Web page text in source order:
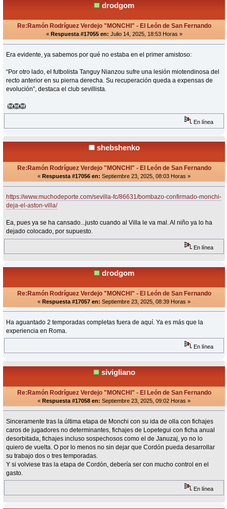
drodgom
Re:Ramón Rodríguez Verdejo "MONCHI" - El León de San Fernando
« Respuesta #17055 en: Julio 14, 2025, 18:53 Horas »
Era evidente, ya sabemos por qué no estaba en el primer amistoso:
“Por otro lado, el futbolista Tanguy Nianzou sufre una lesión miotendinosa del
recto anterior en su pierna derecha. Su recuperación queda a expensas de
evolución”, destaca el club sevillista.
🦁🦁🦁
En línea
shebshenko
Re:Ramón Rodríguez Verdejo "MONCHI" - El León de San Fernando
« Respuesta #17056 en: Septiembre 23, 2025, 08:03 Horas »
https://www.muchodeporte.com/sevilla-fc/86631/bombazo-confirmado-monchi-
deja-el-aston-villa/
Ea, pues ya se ha cansado...justo cuando al Villa le va mal. Al niño ya lo ha
dejado colocado, por supuesto.
En línea
drodgom
Re:Ramón Rodríguez Verdejo "MONCHI" - El León de San Fernando
« Respuesta #17057 en: Septiembre 23, 2025, 08:39 Horas »
Ha aguantado 2 temporadas completas fuera de aquí. Ya es más que la
experiencia en Roma.
En línea
sivigliano
Re:Ramón Rodríguez Verdejo "MONCHI" - El León de San Fernando
« Respuesta #17058 en: Septiembre 23, 2025, 09:02 Horas »
Sinceramente tras la última etapa de Monchi con su ida de olla con fichajes
caros de jugadores no determinantes, fichajes de Lopetegui con ficha anual
desorbitada, fichajes incluso sospechosos como el de Januzaj, yo no lo
quiero de vuelta. O por lo menos no sin dejar que Cordón pueda desarrollar
su trabajo dos o tres temporadas.
Y si volviese tras la etapa de Cordón, debería ser con mucho control en el
gasto.
En línea